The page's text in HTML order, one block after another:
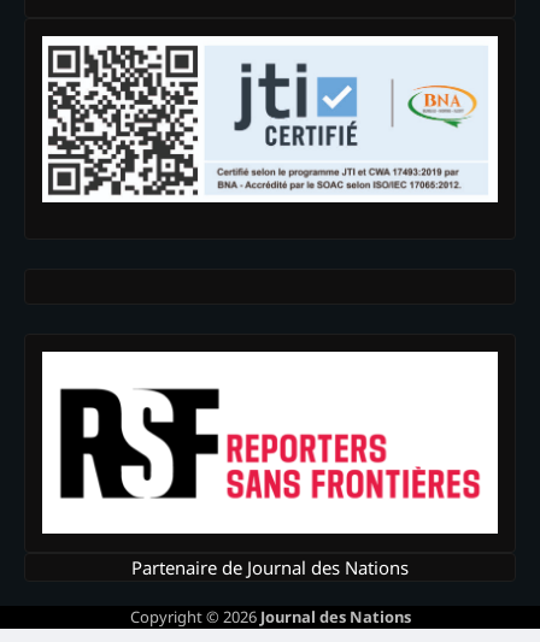
Partenaire de Journal des Nations
Copyright © 2026 Journal des Nations